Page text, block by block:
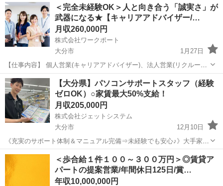
＜完全未経験OK＞人と向き合う「誠実さ」が
武器になる★【キャリアアドバイザー/…
月収260,000円
株式会社ワークポート
大分市
1月27日
【仕事内容】 個人営業(キャリアアドバイザー)、法人営業(リクルーテ
ィングアドバイザー)の何れかの業務をお任せします。 ※どの業務を担
当するかは面接及び研修での適性を見て判断します。 ■個人営業
(CA)： キャリ...
大分 大分市 ルートセールス 未経験
【大分県】パソコンサポートスタッフ（経験
ゼロOK）○家賃最大50%支給！
月収205,000円
株式会社ジェットシステム
大分市
12月10日
《充実のサポート体制＆マニュアル完備⇒未経験でも安心♪》大手家電
量販店内でパソコンの設定やトラブルなどの診断を行うサポートサー
コンのトラブル対応 ◎...
大分 大分市 テクニカルサポート
＜歩合給１件１００～３００万円＞◎賃貸ア
パートの提案営業/年間休日125日/賞…
年収10,000,000円